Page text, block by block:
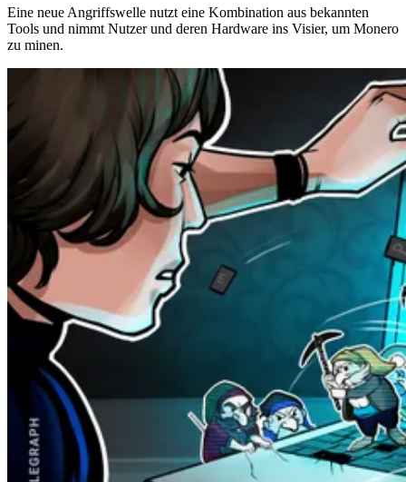
Eine neue Angriffswelle nutzt eine Kombination aus bekannten
Tools und nimmt Nutzer und deren Hardware ins Visier, um Monero
zu minen.